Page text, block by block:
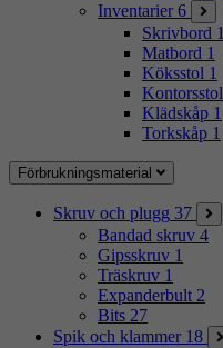
Inventarier 6
Skrivbord 1
Matbord 1
Köksstol 1
Kontorsstol
Klädskåp 1
Torkskåp 1
Förbrukningsmaterial
Skruv och plugg 37
Bandad skruv 4
Gipsskruv 1
Träskruv 1
Expanderbult 2
Bits 27
Spik och klammer 18